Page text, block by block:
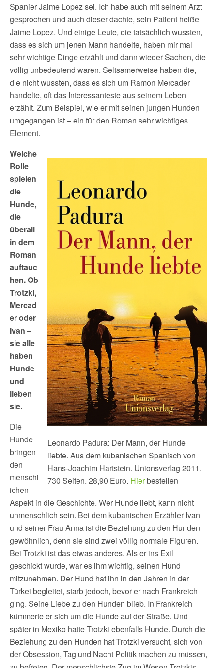
Spanier Jaime Lopez sei. Ich habe auch mit seinem Arzt
gesprochen und auch dieser dachte, sein Patient heiße
Jaime Lopez. Und einige Leute, die tatsächlich wussten,
dass es sich um jenen Mann handelte, haben mir mal
sehr wichtige Dinge erzählt und dann wieder Sachen, die
völlig unbedeutend waren. Seltsamerweise haben die,
die nicht wussten, dass es sich um Ramon Mercader
handelte, oft das Interessanteste aus seinem Leben
erzählt. Zum Beispiel, wie er mit seinen jungen Hunden
umgegangen ist – ein für den Roman sehr wichtiges
Element.
Leonardo Padura: Der Mann, der Hunde
liebte. Aus dem kubanischen Spanisch von
Hans-Joachim Hartstein. Unionsverlag 2011.
730 Seiten. 28,90 Euro. Hierbestellen
Welche
Rolle
spielen
die
Hunde,
die
überall
in dem
Roman
auftauc
hen. Ob
Trotzki,
Mercad
er oder
Ivan –
sie alle
haben
Hunde
und
lieben
sie.
Die
Hunde
bringen
den
menschl
ichen
Aspekt in die Geschichte. Wer Hunde liebt, kann nicht
unmenschlich sein. Bei dem kubanischen Erzähler Ivan
und seiner Frau Anna ist die Beziehung zu den Hunden
gewöhnlich, denn sie sind zwei völlig normale Figuren.
Bei Trotzki ist das etwas anderes. Als er ins Exil
geschickt wurde, war es ihm wichtig, seinen Hund
mitzunehmen. Der Hund hat ihn in den Jahren in der
Türkei begleitet, starb jedoch, bevor er nach Frankreich
ging. Seine Liebe zu den Hunden blieb. In Frankreich
kümmerte er sich um die Hunde auf der Straße. Und
später in Mexiko hatte Trotzki ebenfalls Hunde. Durch die
Beziehung zu den Hunden hat Trotzki versucht, sich von
der Obsession, Tag und Nacht Politik machen zu müssen,